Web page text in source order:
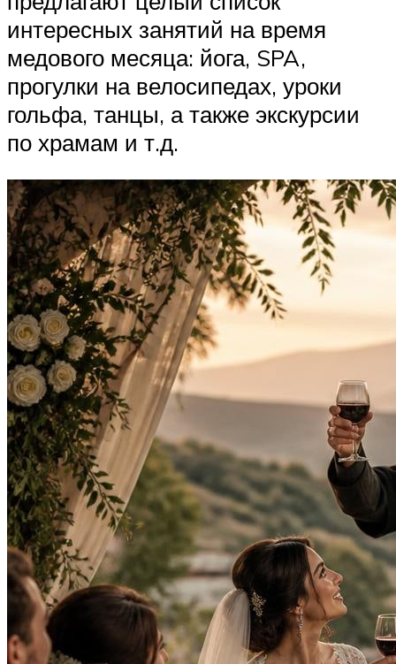
интересных занятий на время
медового месяца: йога, SPA,
прогулки на велосипедах, уроки
гольфа, танцы, а также экскурсии
по храмам и т.д.